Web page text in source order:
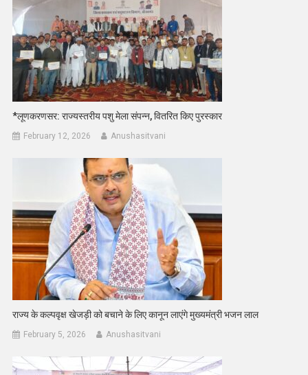
*लूणकरणसर: राज्यस्तरीय पशु मेला संपन्न, वितरित किए पुरस्कार
February 12, 2026 Anushasitvani
राज्य के कल्पवृक्ष खेजड़ी को बचाने के लिए कानून लाएंगे मुख्यमंत्री भजन लाल
February 5, 2026 Anushasitvani